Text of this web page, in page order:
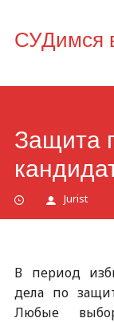
СУДимся
Защита
Jurist
В период
дела по
Любые